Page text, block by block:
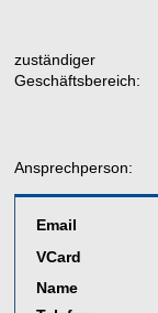
zuständiger
Geschäftsbereich:
Ansprechperson:
Email
VCard
Name